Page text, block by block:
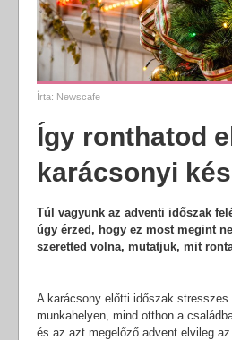
Írta: Newscafe
Így ronthatod
karácsonyi
Túl vagyunk az adventi időszak
úgy érzed, hogy ez most megint
szeretted volna, mutatjuk, mit
A karácsony előtti időszak
munkahelyen, mind otthon a
és az azt megelőző advent elvileg